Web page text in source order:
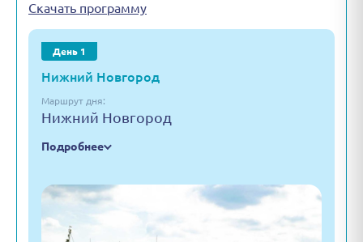
Скачать программу
День 1
Нижний Новгород
Маршрут дня:
Нижний Новгород
Подробнее